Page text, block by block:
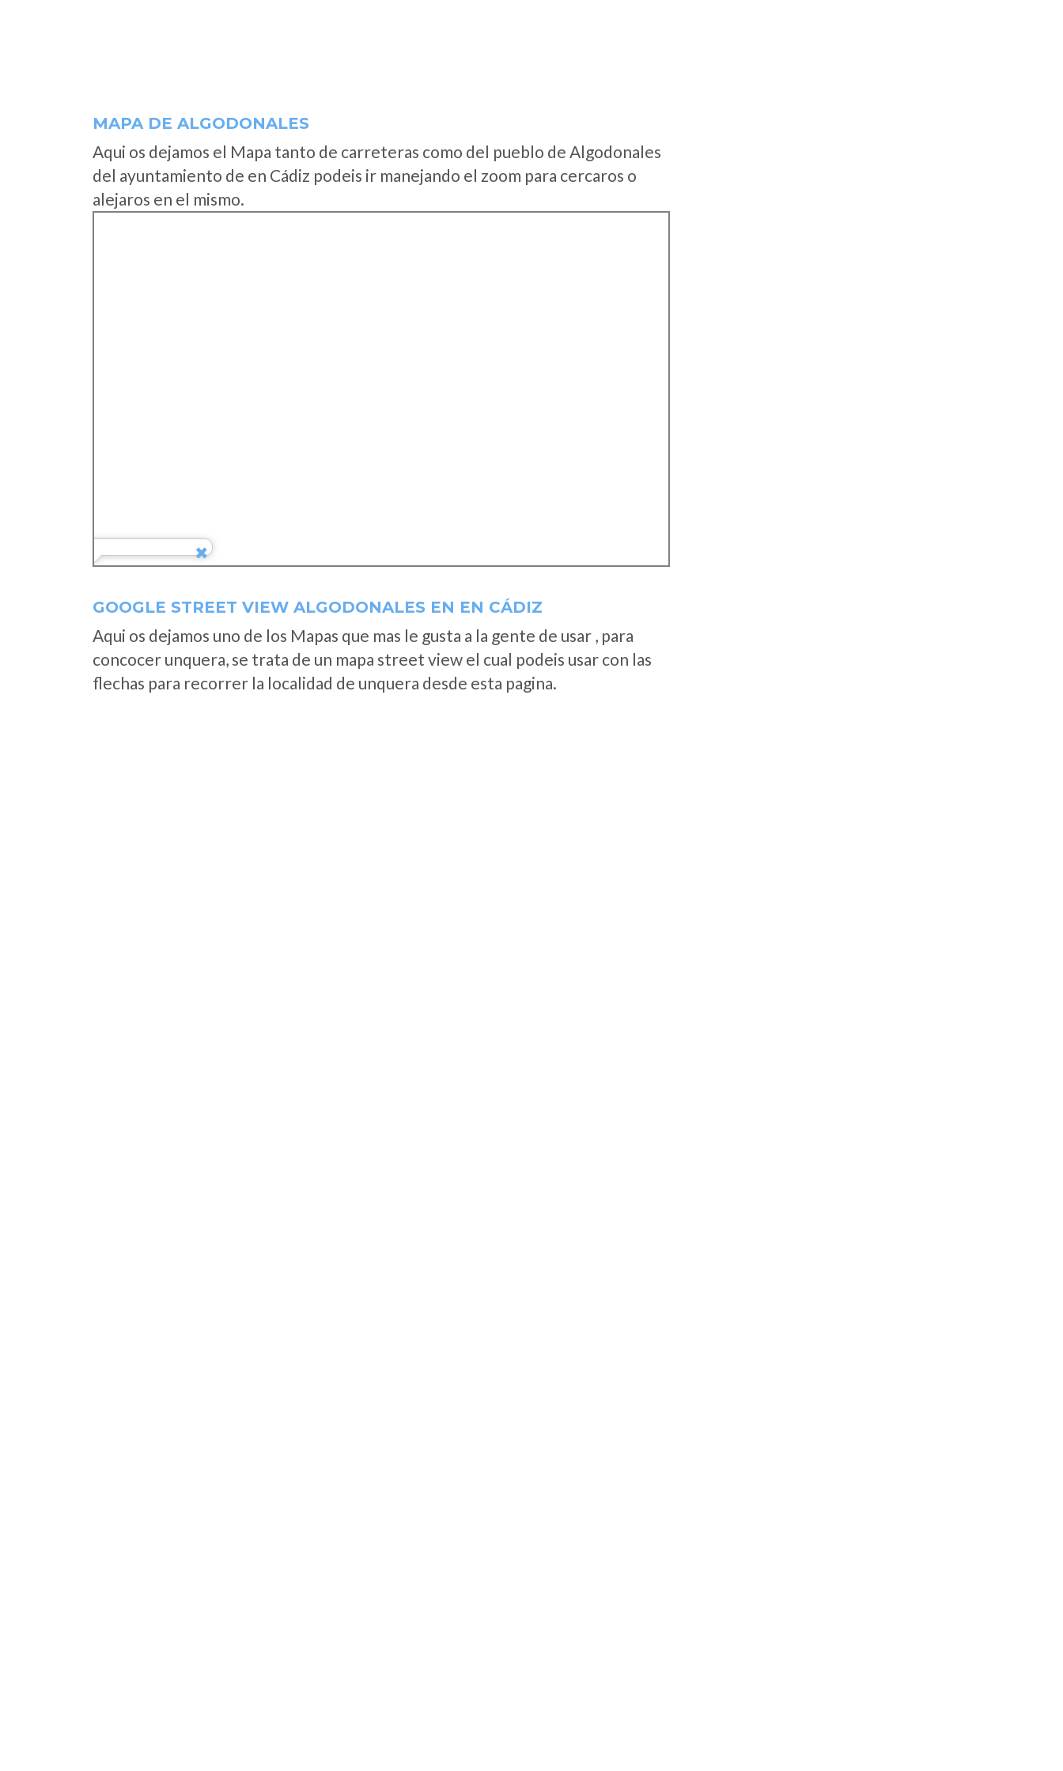
MAPA DE ALGODONALES
Aqui os dejamos el Mapa tanto de carreteras como del pueblo de Algodonales
del ayuntamiento de en Cádiz podeis ir manejando el zoom para cercaros o
alejaros en el mismo.
GOOGLE STREET VIEW ALGODONALES EN EN CÁDIZ
Aqui os dejamos uno de los Mapas que mas le gusta a la gente de usar , para
concocer unquera, se trata de un mapa street view el cual podeis usar con las
flechas para recorrer la localidad de unquera desde esta pagina.